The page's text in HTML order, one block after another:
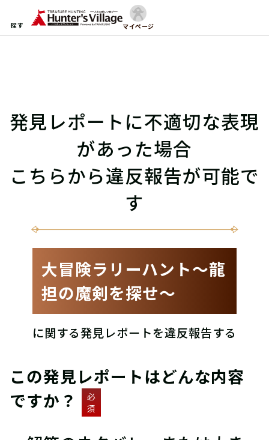
探す マイページ
発見レポートに不適切な表現
があった場合
こちらから違反報告が可能で
す
大冒険ラリーハント〜龍
担の魔剣を探せ〜
に関する発見レポートを違反報告する
この発見レポートはどんな内容
ですか？
必
須